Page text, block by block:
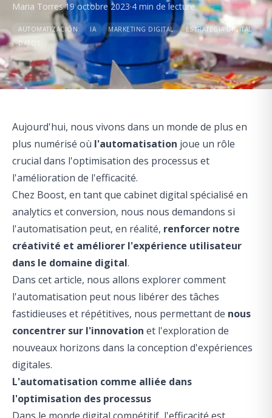
Maria Torres·19 octobre 2023·4 min de lecture
AUTOMATIZACIÓN IA MARKETING DIGITAL
ESTRATEGIA DIGITAL
DATOS
Aujourd'hui, nous vivons dans un monde de plus en
plus numérisé où l'automatisation joue un rôle
crucial dans l'optimisation des processus et
l'amélioration de l'efficacité.
Chez Boost, en tant que cabinet digital spécialisé en
analytics et conversion, nous nous demandons si
l'automatisation peut, en réalité, renforcer notre
créativité et améliorer l'expérience utilisateur
dans le domaine digital.
Dans cet article, nous allons explorer comment
l'automatisation peut nous libérer des tâches
fastidieuses et répétitives, nous permettant de nous
concentrer sur l'innovation et l'exploration de
nouveaux horizons dans la conception d'expériences
digitales.
L'automatisation comme alliée dans
l'optimisation des processus